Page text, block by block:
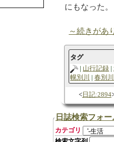
にもなった。
～続きがあ
タグ
山行記録
幌別川
春別川
日記:2894
日誌検索フォー
カテゴリ